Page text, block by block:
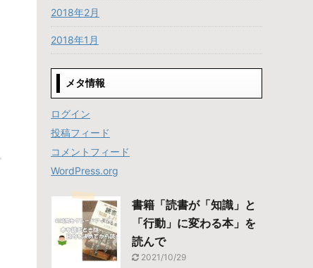
2018年2月
2018年1月
メタ情報
ログイン
投稿フィード
コメントフィード
WordPress.org
書籍「読書が「知識」と
「行動」に変わる本」を
読んで
2021/10/29